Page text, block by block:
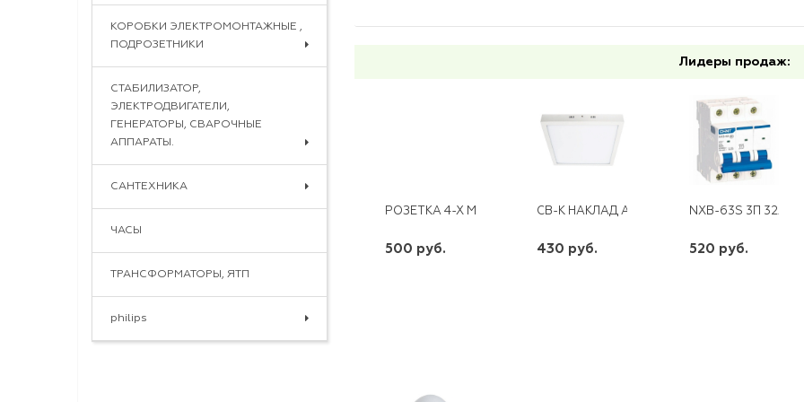
КОРОБКИ ЭЛЕКТРОМОНТАЖНЫЕ ,
ПОДРОЗЕТНИКИ
СТАБИЛИЗАТОР,
ЭЛЕКТРОДВИГАТЕЛИ,
ГЕНЕРАТОРЫ, СВАРОЧНЫЕ
АППАРАТЫ.
САНТЕХНИКА
ЧАСЫ
ТРАНСФОРМАТОРЫ, ЯТП
philips
Лидеры продаж:
РОЗЕТКА 4-Х МЕСТНАЯ С/З О/У 16А, 220В, СОСНА (ЕВРОСЛОТ) IONICH
500 руб.
СВ-К НАКЛАД AL505 60LED 12W 960LM
430 руб.
NXB-63S 3П 32А
520 руб.